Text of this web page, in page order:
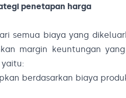
semua biaya yang
margin keuntungan
berdasarkan biaya